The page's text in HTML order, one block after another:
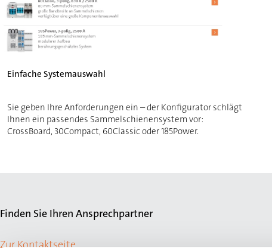
Einfache Systemauswahl
Sie geben Ihre Anforderungen ein – der Konfigurator schlägt
Ihnen ein passendes Sammelschienensystem vor:
CrossBoard, 30Compact, 60Classic oder 185Power.
Finden Sie Ihren Ansprechpartner
Zur Kontaktseite